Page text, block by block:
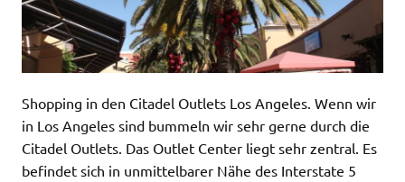
Shopping in den Citadel Outlets Los Angeles. Wenn wir
in Los Angeles sind bummeln wir sehr gerne durch die
Citadel Outlets. Das Outlet Center liegt sehr zentral. Es
befindet sich in unmittelbarer Nähe des Interstate 5